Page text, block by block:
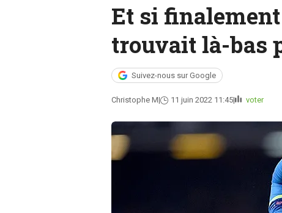
Et si
trouvait là-bas
Suivez-nous sur Google
Christophe M 11 juin 2022 11:45 voter